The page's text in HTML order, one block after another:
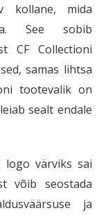
kollane, mida
See sobib
CF Collectioni
samas lihtsa
tootevalik on
sealt endale
logo värviks sai
võib seostada
ja